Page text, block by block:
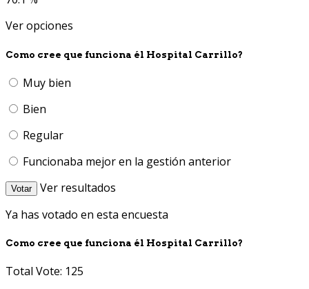
Ver opciones
Como cree que funciona él Hospital Carrillo?
Muy bien
Bien
Regular
Funcionaba mejor en la gestión anterior
Votar
Ver resultados
Ya has votado en esta encuesta
Como cree que funciona él Hospital Carrillo?
Total Vote: 125